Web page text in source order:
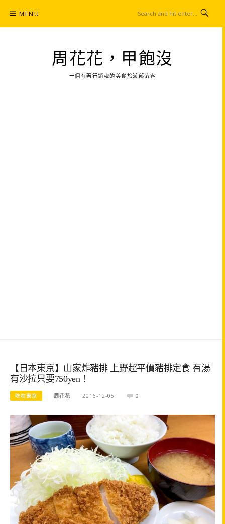
content
MENU
周花花，甲飽沒
一個有著行銷魂的美食旅遊部落客
【日本東京】山家炸豬排 上野超平價豬排定食 有湯
有沙拉只要750yen！
吃在東京 周花花 2016-12-05 0